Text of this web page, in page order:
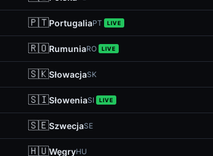
🇵🇹PortugaliaPT LIVE
🇷🇴RumuniaRO LIVE
🇸🇰SłowacjaSK
🇸🇮SłoweniaSI LIVE
🇸🇪SzwecjaSE
🇭🇺WęgryHU